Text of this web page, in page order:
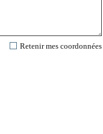
Retenir mes coordonnées